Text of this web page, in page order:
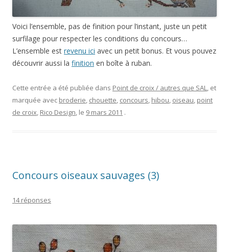
Voici l’ensemble, pas de finition pour l’instant, juste un petit
surfilage pour respecter les conditions du concours…
L’ensemble est revenu ici avec un petit bonus. Et vous pouvez
découvrir aussi la finition en boîte à ruban.
Cette entrée a été publiée dans Point de croix / autres que SAL, et
marquée avec broderie, chouette, concours, hibou, oiseau, point
de croix, Rico Design, le 9 mars 2011 .
Concours oiseaux sauvages (3)
14 réponses